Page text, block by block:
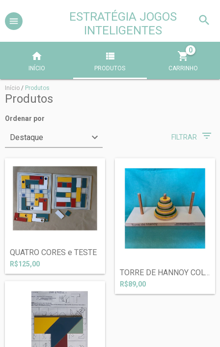
ESTRATÉGIA JOGOS
INTELIGENTES
INÍCIO PRODUTOS CARRINHO
0
Início / Produtos
Produtos
Ordenar por
FILTRAR
QUATRO CORES e TESTE
R$125,00
TORRE DE HANNOY COLORIDA
R$89,00